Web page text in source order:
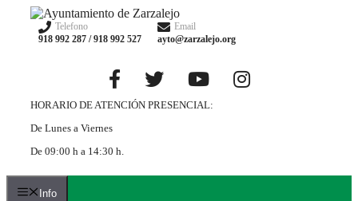
Saltar
contenido
Telefono
918 992 287 / 918 992 527
Email
ayto@zarzalejo.org
HORARIO DE ATENCIÓN PRESENCIAL:
De Lunes a Viernes
De 09:00 h a 14:30 h.
Info